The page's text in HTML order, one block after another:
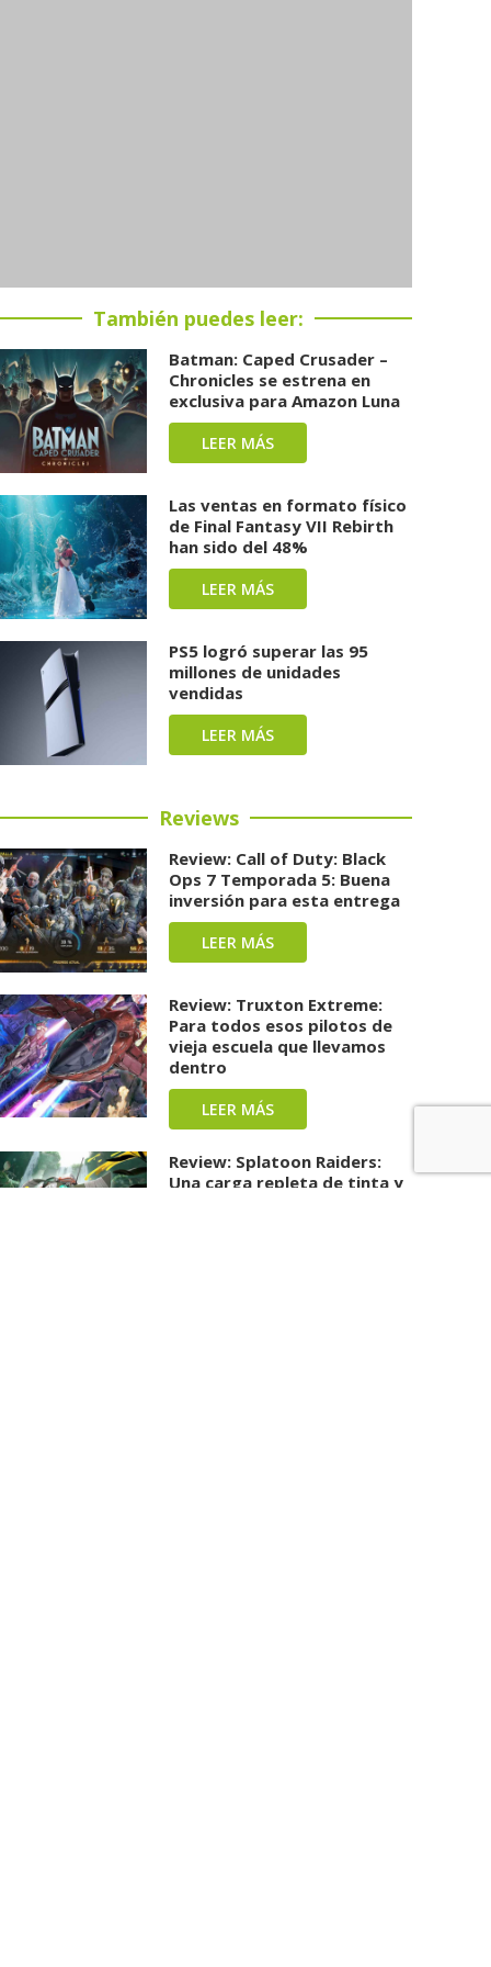
También puedes leer:
Batman: Caped Crusader –
Chronicles se estrena en
exclusiva para Amazon Luna
LEER MÁS
Las ventas en formato físico
de Final Fantasy VII Rebirth
han sido del 48%
LEER MÁS
PS5 logró superar las 95
millones de unidades
vendidas
LEER MÁS
Reviews
Review: Call of Duty: Black
Ops 7 Temporada 5: Buena
inversión para esta entrega
LEER MÁS
Review: Truxton Extreme:
Para todos esos pilotos de
vieja escuela que llevamos
dentro
LEER MÁS
Review: Splatoon Raiders:
Una carga repleta de tinta y